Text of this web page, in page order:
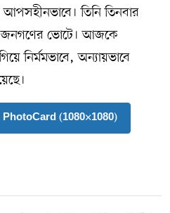
তিনি তিনবার
জনগণের ভোটে। আজকে
নির্মমভাবে, অন্যায়ভাবে
(1080×1080)